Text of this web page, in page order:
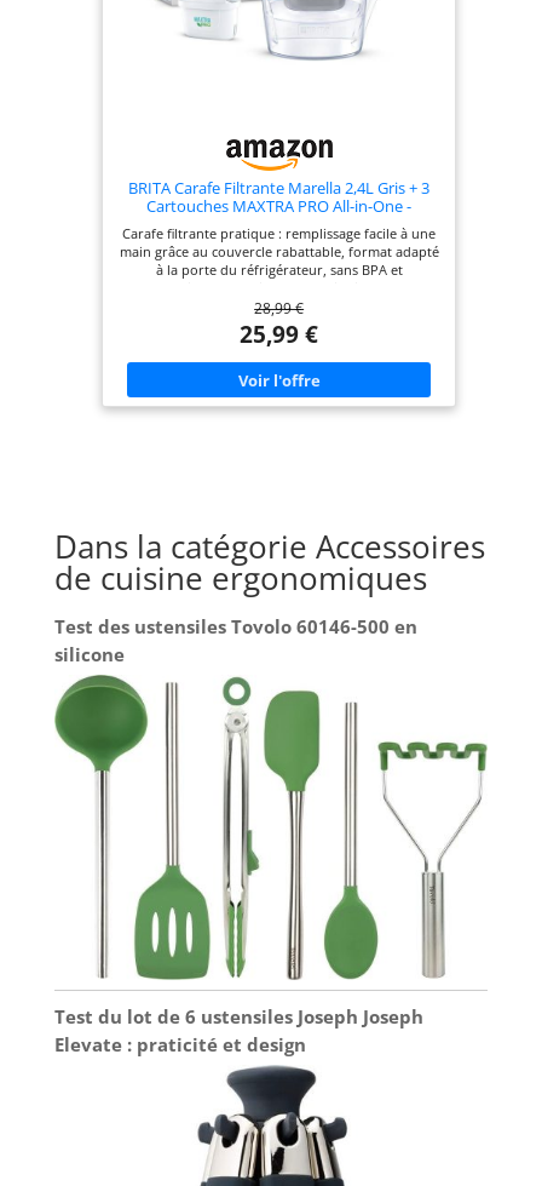
BRITA Carafe Filtrante Marella 2,4L Gris + 3
Cartouches MAXTRA PRO All-in-One -
Emballage Durable
Carafe filtrante pratique : remplissage facile à une
main grâce au couvercle rabattable, format adapté
à la porte du réfrigérateur, sans BPA et
remplacement digital). L’indicateur de
remplacement digital vous rappelle de changer le
filtre à temps. La cartouche MAXTRA PRO All-in-1
filtre en 4 étapes avec charbon actif naturel et
résine échangeuse d’ions : améliore le goût et
réduit les PFAS (comme le PFOS/PFOA), le chlore,
le tartre, les métaux (plomb, cuivre) et les
d’eau pendant 4 semaines. Bon pour vous, bon
pour la planète : aide à économiser des centaines
de bouteilles plastiques avec une empreinte
carbone jusqu’à 25 fois inférieure à celle de l’eau
en bouteille – et toujours à portée de main.
28,99 €
25,99 €
Dans la catégorie Accessoires
de cuisine ergonomiques
Test des ustensiles Tovolo 60146-500 en
silicone
Test du lot de 6 ustensiles Joseph Joseph
Elevate : praticité et design